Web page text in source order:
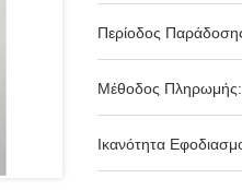
Περίοδος
Μέθοδος Πληρωμής:
Ικανότητα